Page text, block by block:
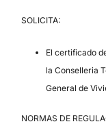
SOLICITA:
El certificado
la Conselleria
General de
NORMAS DE